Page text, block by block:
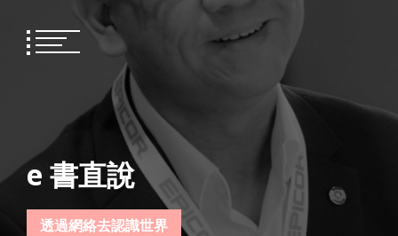
content
e 書直說
透過網絡去認識世界